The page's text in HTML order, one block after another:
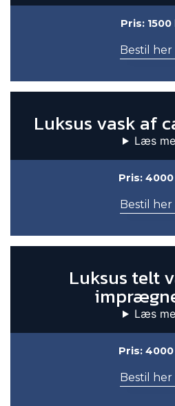
Pris: 1500
Bestil her
Luksus vask af
Læs
Pris:
Bestil her
Luksus telt
Læs
Pris:
Bestil her